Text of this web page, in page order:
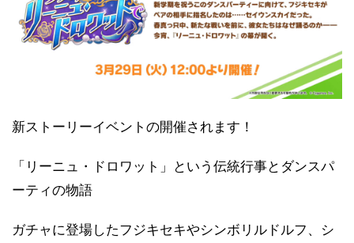
新ストーリーイベントの開催されます！
「リーニュ・ドロワット」という伝統行事とダンスパ
ーティの物語
ガチャに登場したフジキセキやシンボリルドルフ、シ